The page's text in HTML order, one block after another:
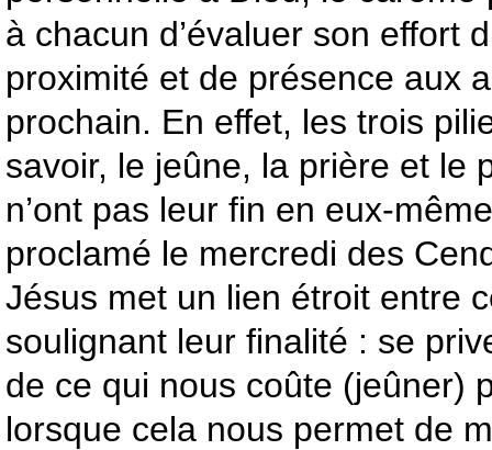
à chacun d’évaluer son effort
proximité et de présence aux
prochain. En effet, les trois
savoir, le jeûne, la prière et le
n’ont pas leur fin en eux-
proclamé le mercredi des
Jésus met un lien étroit entre
soulignant leur finalité : se
de ce qui nous coûte (jeûner)
lorsque cela nous permet de